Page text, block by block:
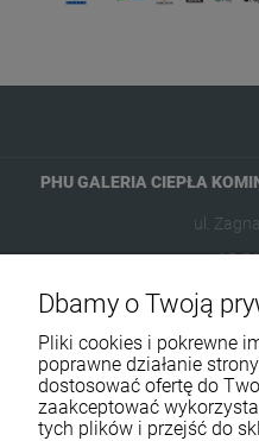
PHU GALERIA CIEPŁA
ul.
25-
Dbamy o Twoją
Pliki cookies i pokrewne
poprawne działanie
dostosować ofertę do
zaakceptować
tych plików i przejść do